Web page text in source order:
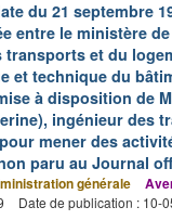
du 21 septembre
entre le ministère de
transports et du
et technique du
à disposition de
ingénieur des
mener des
paru au Journal
générale
Date de publication : 10-